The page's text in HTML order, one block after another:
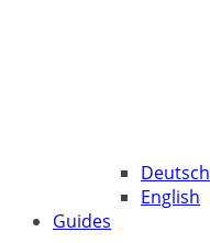
Deutsch
English
Guides